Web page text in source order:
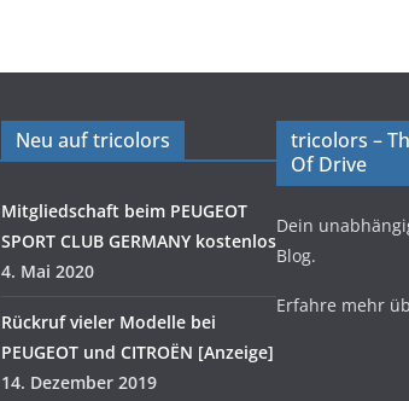
Neu auf tricolors
Mitgliedschaft beim PEUGEOT
SPORT CLUB GERMANY kostenlos
4. Mai 2020
Rückruf vieler Modelle bei
PEUGEOT und CITROËN [Anzeige]
14. Dezember 2019
tricolors –
Of Drive
Dein
Blog.
Erfahre mehr